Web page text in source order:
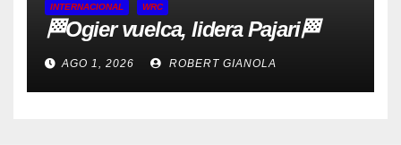
INTERNACIONAL WRC
🏁Ogier vuelca, lidera Pajari🏁
AGO 1, 2026 ROBERT GIANOLA